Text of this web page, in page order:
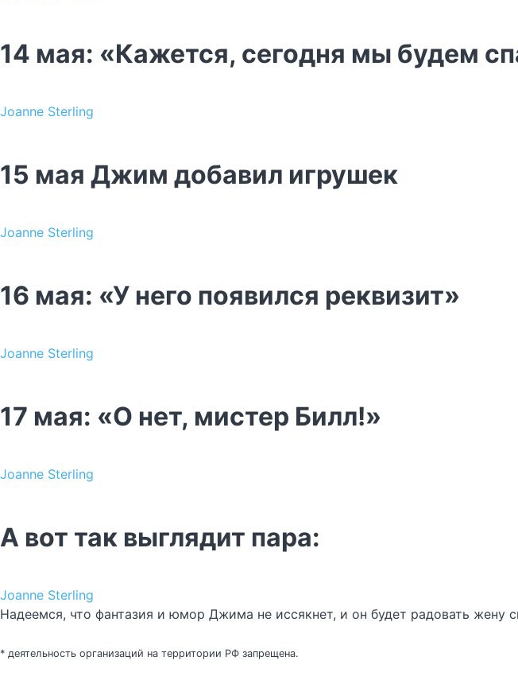
14 мая: «Кажется, сегодня мы будем
Joanne Sterling
15 мая Джим добавил игрушек
Joanne Sterling
16 мая: «У него появился реквизит»
Joanne Sterling
17 мая: «О нет, мистер Билл!»
Joanne Sterling
А вот так выглядит пара:
Joanne Sterling
Надеемся, что фантазия и юмор Джима не иссякнет, и он будет радовать
* деятельность организаций на территории РФ запрещена.